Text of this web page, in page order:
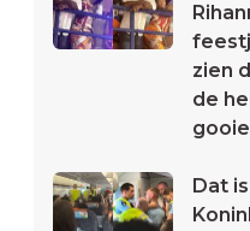
zien
de
Dat